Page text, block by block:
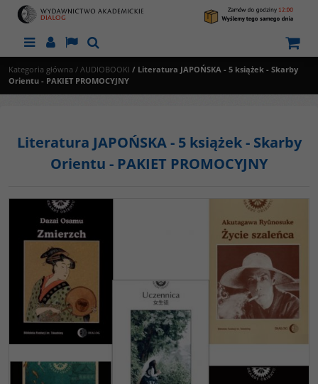
MenuPanelLangSzukaj
Kategoria główna / AUDIOBOOKI / Literatura JAPOŃSKA - 5 książek - Skarby
Orientu - PAKIET PROMOCYJNY
Literatura JAPOŃSKA - 5 książek - Skarby
Orientu - PAKIET PROMOCYJNY